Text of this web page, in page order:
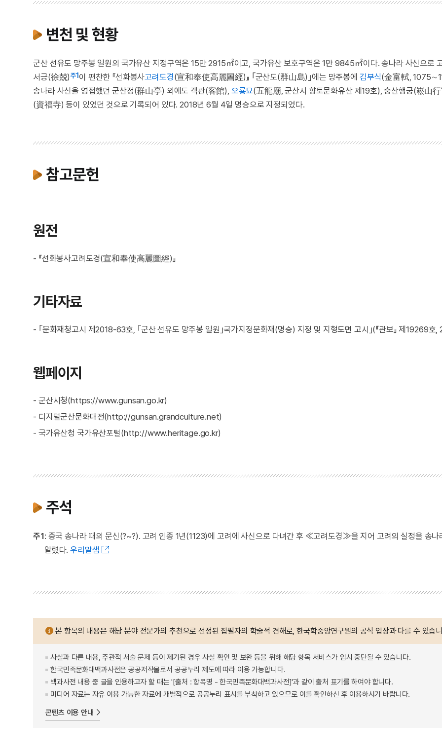
변천 및 현황
군산 선유도 망주봉 일원의 국가유산 지정구역은 15만 2915㎡이고, 국가유산 보호구역은 1만 9845㎡이다. 송나라 사신으로
서긍(徐兢)주1이 편찬한 『선화봉사고려도경(宣和奉使高麗圖經)』 ｢군산도(群山島)｣에는 망주봉에 김부식(金富軾,
송나라 사신을 영접했던 군산정(群山亭) 외에도 객관(客館), 오룡묘(五龍廟, 군산시 향토문화유산 제19호), 숭산행궁(崧山
(資福寺) 등이 있었던 것으로 기록되어 있다. 2018년 6월 4일 명승으로 지정되었다.
참고문헌
원전
- 『선화봉사고려도경(宣和奉使高麗圖經)』
기타자료
- ｢문화재청고시 제2018-63호, ｢군산 선유도 망주봉 일원｣국가지정문화재(명승) 지정 및 지형도면 고시｣(『관보』 제19269호,
웹페이지
- 군산시청(https://www.gunsan.go.kr)
- 디지털군산문화대전(http://gunsan.grandculture.net)
- 국가유산청 국가유산포털(http://www.heritage.go.kr)
주석
주1: 중국 송나라 때의 문신(?~?). 고려 인종 1년(1123)에 고려에 사신으로 다녀간 후 ≪고려도경≫을 지어 고려의 실정을 송나
알렸다.우리말샘
본 항목의 내용은 해당 분야 전문가의 추천으로 선정된 집필자의 학술적 견해로, 한국학중앙연구원의 공식 입장과 다를 수 있습
사실과 다른 내용, 주관적 서술 문제 등이 제기된 경우 사실 확인 및 보완 등을 위해 해당 항목 서비스가 임시 중단될 수 있습니다.
한국민족문화대백과사전은 공공저작물로서 공공누리 제도에 따라 이용 가능합니다.
백과사전 내용 중 글을 인용하고자 할 때는 '[출처 : 항목명 - 한국민족문화대백과사전]'과 같이 출처 표기를 하여야 합니다.
미디어 자료는 자유 이용 가능한 자료에 개별적으로 공공누리 표시를 부착하고 있으므로 이를 확인하신 후 이용하시기 바랍니다.
콘텐츠 이용 안내